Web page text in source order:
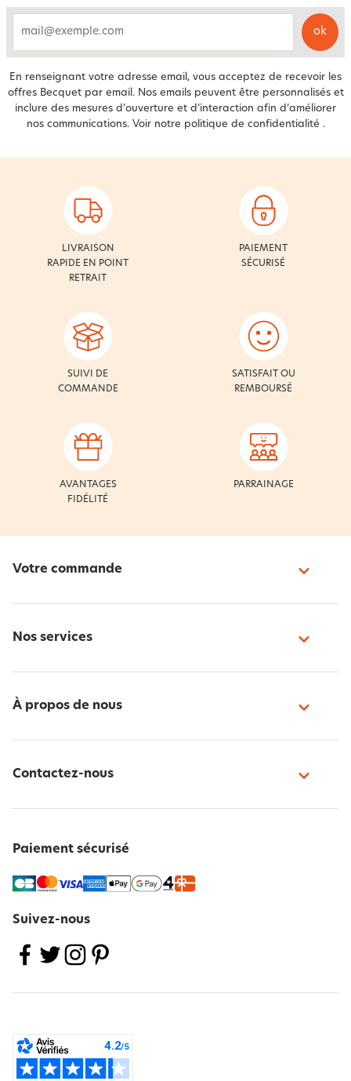
ok
En renseignant votre adresse email, vous acceptez de recevoir les
offres Becquet par email. Nos emails peuvent être personnalisés et
inclure des mesures d’ouverture et d’interaction afin d’améliorer
nos communications. Voir notre politique de confidentialité .
LIVRAISON
RAPIDE EN POINT
RETRAIT
PAIEMENT
SÉCURISÉ
SUIVI DE
COMMANDE
SATISFAIT OU
REMBOURSÉ
AVANTAGES
FIDÉLITÉ
PARRAINAGE
Votre commande
Nos services
À propos de nous
Contactez-nous
Paiement sécurisé
Suivez-nous